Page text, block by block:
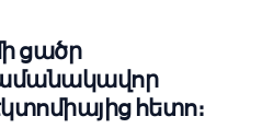
ցածր
հետո։